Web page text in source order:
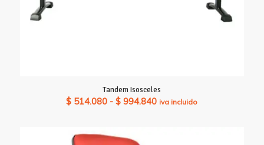
Tandem Isosceles
$ 514.080 - $ 994.840Rango
iva incluido